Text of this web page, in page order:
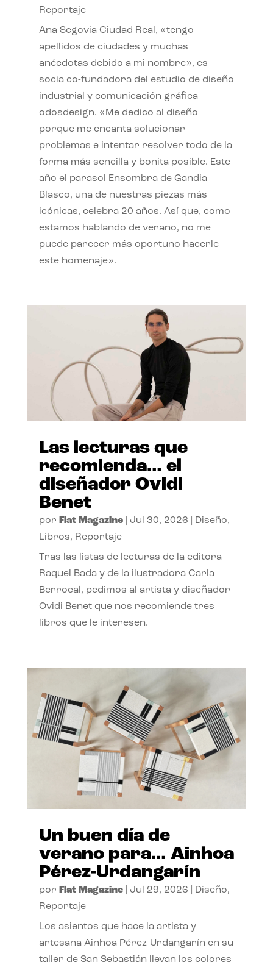
Reportaje
Ana Segovia Ciudad Real, «tengo
apellidos de ciudades y muchas
anécdotas debido a mi nombre», es
socia co-fundadora del estudio de diseño
industrial y comunicación gráfica
odosdesign. «Me dedico al diseño
porque me encanta solucionar
problemas e intentar resolver todo de la
forma más sencilla y bonita posible. Este
año el parasol Ensombra de Gandia
Blasco, una de nuestras piezas más
icónicas, celebra 20 años. Así que, como
estamos hablando de verano, no me
puede parecer más oportuno hacerle
este homenaje».
Las lecturas que
recomienda… el
diseñador Ovidi
Benet
por Flat Magazine| Jul 30, 2026 Diseño,
Libros, Reportaje
Tras las listas de lecturas de la editora
Raquel Bada y de la ilustradora Carla
Berrocal, pedimos al artista y diseñador
Ovidi Benet que nos recomiende tres
libros que le interesen.
Un buen día de
verano para… Ainhoa
Pérez-Urdangarín
por Flat Magazine| Jul 29, 2026 Diseño,
Reportaje
Los asientos que hace la artista y
artesana Ainhoa Pérez-Urdangarín en su
taller de San Sebastián llevan los colores